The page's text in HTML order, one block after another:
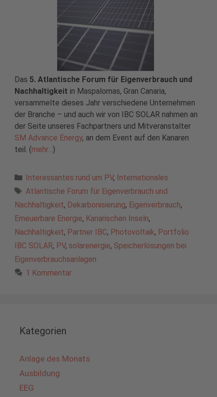
Das 5. Atlantische Forum für Eigenverbrauch und
Nachhaltigkeit in Maspalomas, Gran Canaria,
versammelte dieses Jahr verschiedene Unternehmen
der Branche – und auch wir von IBC SOLAR nahmen an
der Seite unseres Fachpartners und Mitveranstalter
SM Advance Energy, an dem Event auf den Kanaren
teil. (mehr…)
Kategorien
Interessantes rund um PV, Internationales
Schlagwörter
Atlantische Forum für Eigenverbrauch und
Nachhaltigkeit, Dekarbonisierung, Eigenverbrauch,
Erneuerbare Energie, Kanarischen Inseln,
Nachhaltigkeit, Partner IBC, Photovoltaik, Portfolio
IBC SOLAR, PV, solarenergie, Speicherlösungen bei
Eigenverbrauchsanlagen
1 Kommentar
Kategorien
Anlage des Monats
Ausbildung
EEG